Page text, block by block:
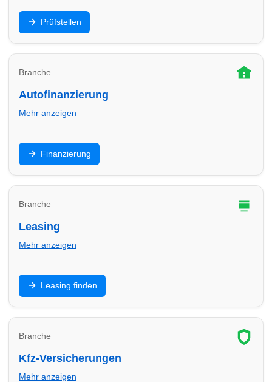
HU/AU, Eintragung, Sicherheitschecks: Finde
Prüfstellen in Lübeck und plane Termine für
Hauptuntersuchung & Gutachten.
Prüfstellen
Branche
Autofinanzierung
Mehr anzeigen
Ratenkredit, Ballonfinanzierung oder
Händlerfinanzierung: Vergleiche Angebote in Lübeck
und finde passende Partner für dein Budget.
Finanzierung
Branche
Leasing
Mehr anzeigen
Privat- oder Gewerbeleasing: Finde Leasinganbieter
in Lübeck und vergleiche Laufzeit, Rate, Kilometer
und Service.
Leasing finden
Branche
Kfz-Versicherungen
Mehr anzeigen